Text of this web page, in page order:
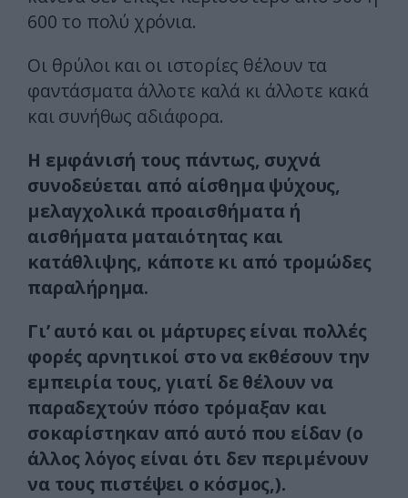
600 το πολύ χρόνια.
Οι θρύλοι και οι ιστορίες θέλουν τα
φαντάσματα άλλοτε καλά κι άλλοτε κακά
και συνήθως αδιάφορα.
Η εμφάνισή τους πάντως, συχνά
συνοδεύεται από αίσθημα ψύχους,
μελαγχολικά προαισθήματα ή
αισθήματα ματαιότητας και
κατάθλιψης, κάποτε κι από τρομώδες
παραλήρημα.
Γι’ αυτό και οι μάρτυρες είναι πολλές
φορές αρνητικοί στο να εκθέσουν την
εμπειρία τους, γιατί δε θέλουν να
παραδεχτούν πόσο τρόμαξαν και
σοκαρίστηκαν από αυτό που είδαν (ο
άλλος λόγος είναι ότι δεν περιμένουν
να τους πιστέψει ο κόσμος,).